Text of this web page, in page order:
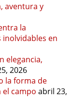
aventura y
la
inolvidables en
elegancia,
2026
la forma de
campo abril 23,